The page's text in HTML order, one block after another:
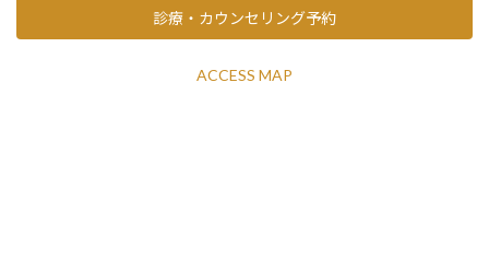
診療・カウンセリング予約
ACCESS MAP